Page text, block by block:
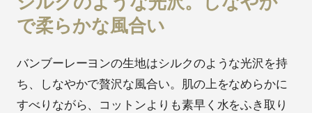
で柔らかな風合い
バンブーレーヨンの生地はシルクのような光沢を持
ち、しなやかで贅沢な風合い。肌の上をなめらかに
すべりながら、コットンよりも素早く水をふき取り